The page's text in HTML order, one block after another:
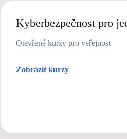
Kyberbezpečnost pro
Otevřené kurzy pro veřejnost
Zobrazit kurzy